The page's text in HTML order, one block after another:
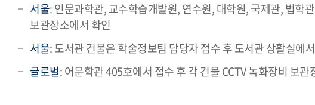
서울: 인문과학관, 교수학습개발원, 연수원, 대학원, 국제관, 법학
보관장소에서 확인
서울: 도서관 건물은 학술정보팀 담당자 접수 후 도서관 상활실에
글로벌: 어문학관 405호에서 접수 후 각 건물 CCTV 녹화장비 보관